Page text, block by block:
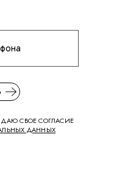
ДАЮ СВОЕ СОГЛАСИЕ
ДАННЫХ